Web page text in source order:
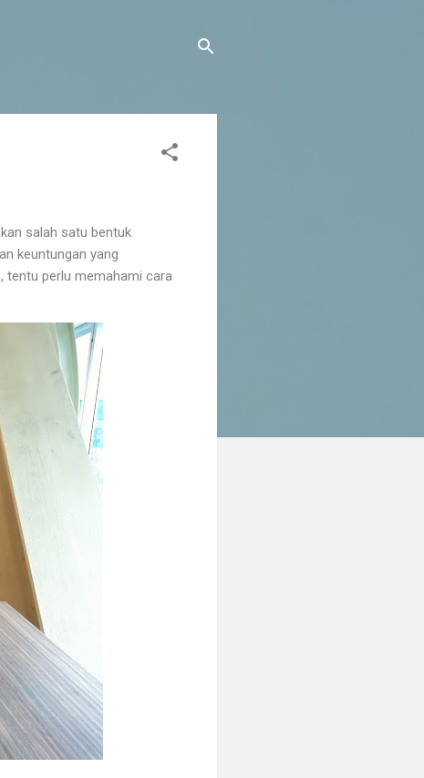
salah satu bentuk
keuntungan yang
tentu perlu memahami cara